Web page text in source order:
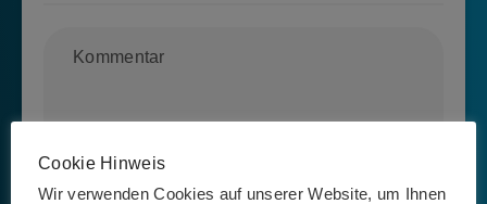
Cookie Hinweis
Wir verwenden Cookies auf unserer Website, um Ihnen